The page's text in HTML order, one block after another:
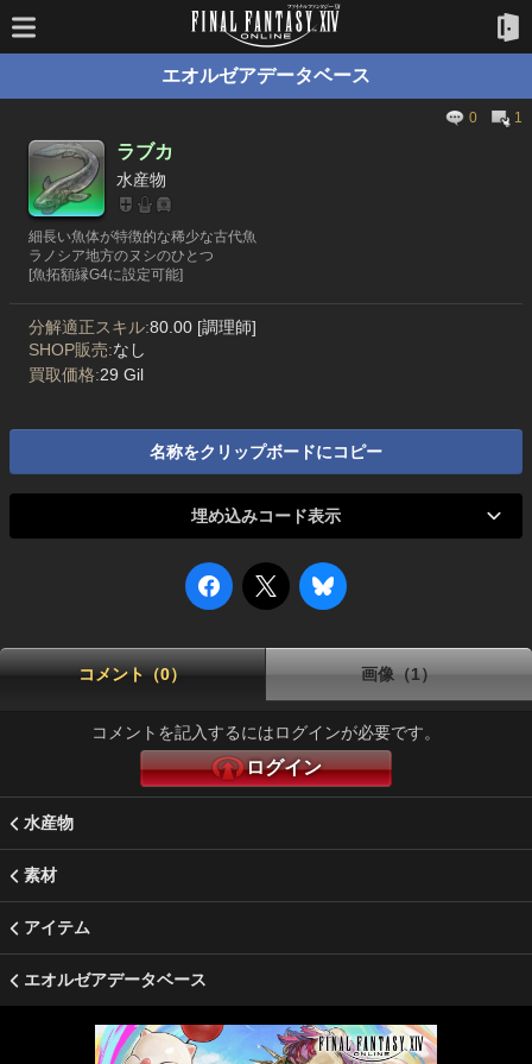
エオルゼアデータベース
0 1
ラブカ
水産物
細長い魚体が特徴的な稀少な古代魚
ラノシア地方のヌシのひとつ
[魚拓額縁G4に設定可能]
分解適正スキル:80.00 [調理師]
SHOP販売:なし
買取価格:29 Gil
名称をクリップボードにコピー
埋め込みコード表示
コメント（0） 画像（1）
コメントを記入するにはログインが必要です。
ログイン
水産物
素材
アイテム
エオルゼアデータベース